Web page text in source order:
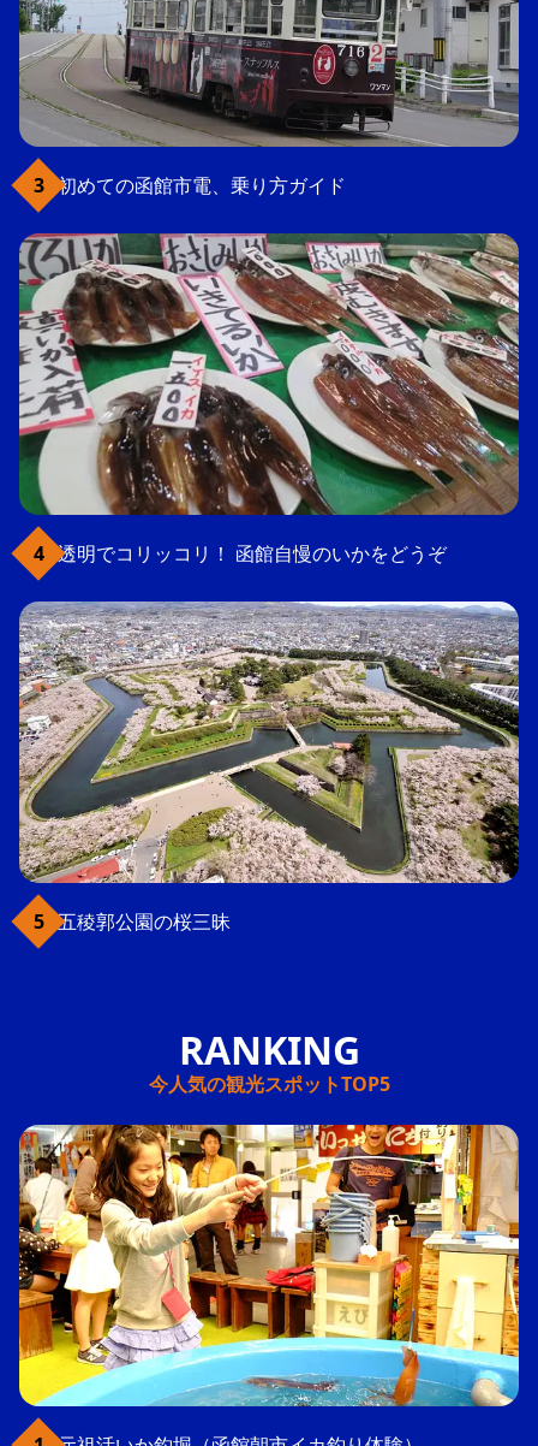
初めての函館市電、乗り方ガイド
透明でコリッコリ！ 函館自慢のいかをどうぞ
五稜郭公園の桜三昧
今人気の観光スポットTOP5